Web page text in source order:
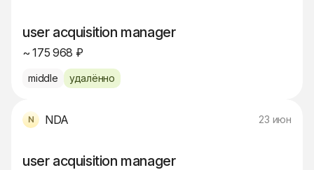
user acquisition manager
~ 175 968 ₽
middle удалённо
NDA 23 июн
user acquisition manager